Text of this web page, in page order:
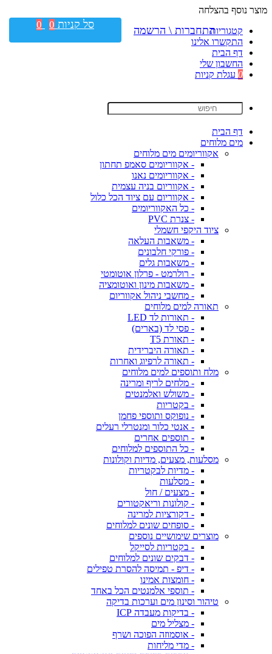
מוצר נוסף בהצלחה
קטגוריות
התקשרו אלינו
דף הבית
החשבון שלי
0 עגלת קניות
דף הבית
מים מלוחים
אקווריומים מים מלוחים
- אקווריומים סאמפ תחתון
- אקווריומים נאנו
- אקווריום בניה עצמית
- אקווריום עם ציוד הכל כלול
- כל האקווריומים
- צנרת PVC
ציוד היקפי חשמלי
- משאבות העלאה
- פורקי חלבונים
- משאבות גלים
- רולרמט - פרלון אוטומטי
- משאבות מינון ואוטומציה
- מחשבי ניהול אקווריום
תאורה למים מלוחים
- תאורות לד LED
- פסי לד (בארים)
- תאורת T5
- תאורה היברידית
- תאורה לרפיוג ואחרות
מלח ותוספים למים מלוחים
- מלחים לריף ומרינה
- משולש ואלמנטים
- בקטריות
- נופוקס ותוספי פחמן
- אנטי כלור ומנטרלי רעלים
- תוספים אחרים
- כל התוספים למלוחים
מסלעות, מצעים, מדיות וקולונות
- מדיות לבקטריות
- מסלעות
- מצעים / חול
- קולונות וריאקטורים
- דקורציות למרינה
- סופחים שונים למלוחים
מוצרים שימושיים נוספים
- בקטריות לסייקל
- דבקים שונים למלוחים
- דיפ - תמיסה להסרת טפילים
- חומצות אמינו
- תוספי אלמנטים הכל באחד
טיהור וסינון מים וערכות בדיקה
- בדיקות מעבדה ICP
- מצליל מים
- אוסמוזה הפוכה ושרף
- מדי מליחות
התחברות \ הרשמה סל קניות 0
0